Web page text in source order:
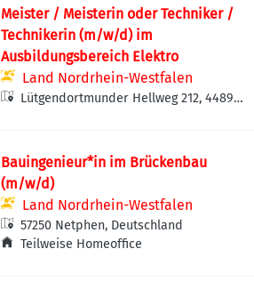
Meister / Meisterin oder Techniker /
Technikerin (m/w/d) im
Ausbildungsbereich Elektro
Land Nordrhein-Westfalen
Lütgendortmunder Hellweg 212, 44894
Bauingenieur*in im Brückenbau
(m/w/d)
Land Nordrhein-Westfalen
57250 Netphen, Deutschland
Teilweise Homeoffice